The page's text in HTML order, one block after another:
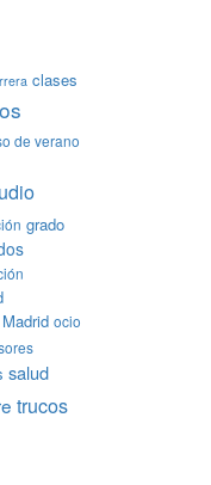
clases
de verano
grado
Madrid ocio
salud
trucos